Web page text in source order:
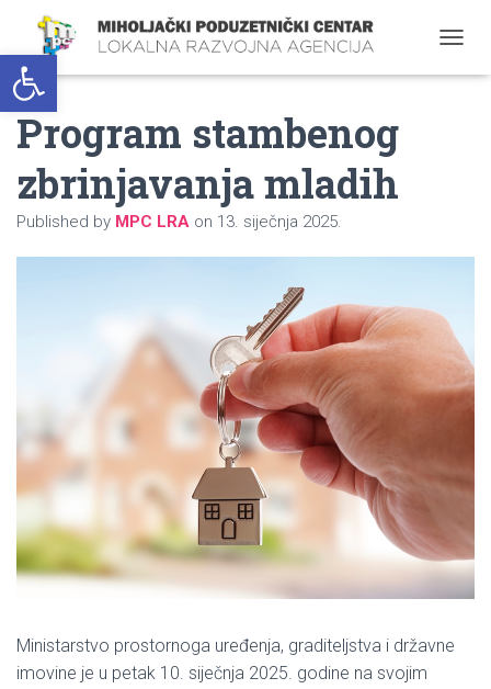
Open toolbar
O
I
O
N
Program stambenog
zbrinjavanja mladih
Published by MPC LRA on 13. siječnja 2025.
Ministarstvo prostornoga uređenja, graditeljstva i državne
imovine je u petak 10. siječnja 2025. godine na svojim